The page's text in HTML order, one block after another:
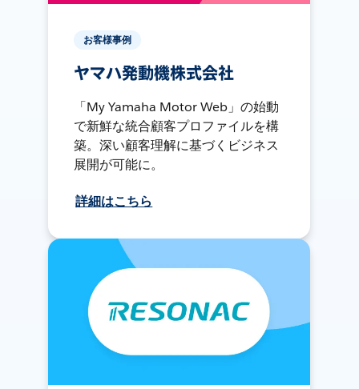
お客様事例
ヤマハ発動機株式会社
「My Yamaha Motor Web」の始動
で新鮮な統合顧客プロファイルを構
築。深い顧客理解に基づくビジネス
展開が可能に。
詳細はこちら